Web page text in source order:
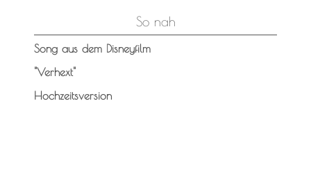
So nah
Song aus dem Disneyfilm
"Verhext"
Hochzeitsversion